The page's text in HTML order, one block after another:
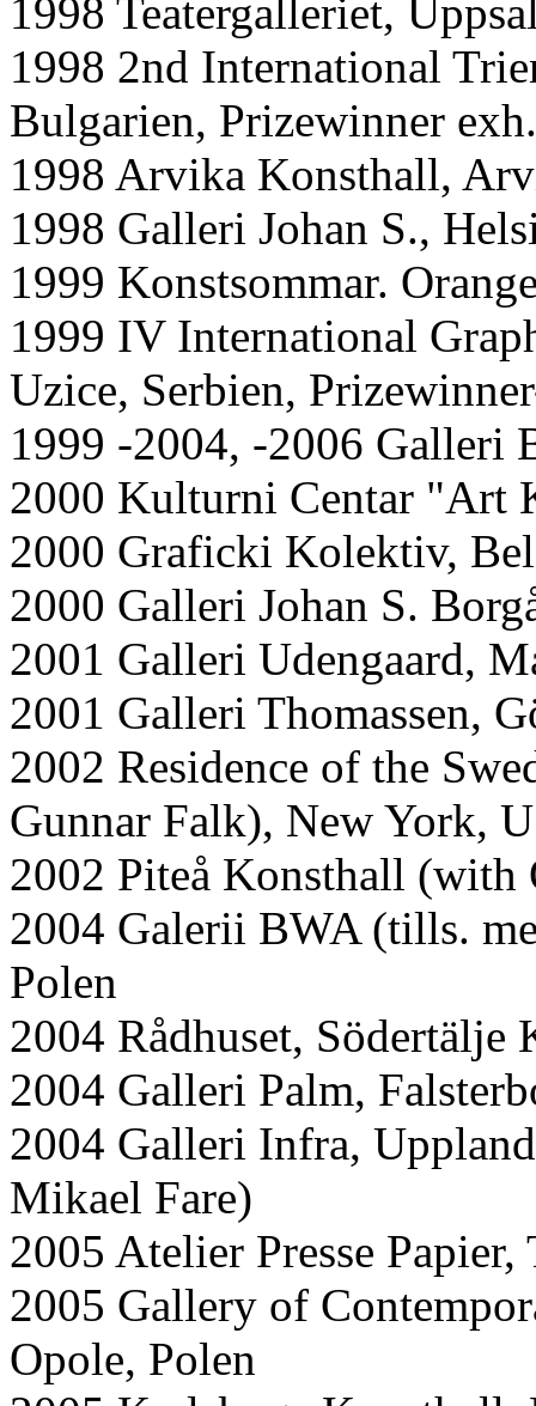
1998 Teatergalleriet,
1998 2nd International
Bulgarien, Prizewinner exh.
1998 Arvika Konsthall,
1998 Galleri Johan S.,
1999 Konstsommar.
1999 IV International
Uzice, Serbien,
1999 -2004, -2006 Galleri
2000 Kulturni Centar "Art
2000 Graficki Kolektiv,
2000 Galleri Johan S.
2001 Galleri Udengaard,
2001 Galleri Thomassen,
2002 Residence of the
Gunnar Falk), New York,
2002 Piteå Konsthall (with
2004 Galerii BWA (tills.
Polen
2004 Rådhuset, Södertälje
2004 Galleri Palm,
2004 Galleri Infra,
Mikael Fare)
2005 Atelier Presse
2005 Gallery of
Opole, Polen